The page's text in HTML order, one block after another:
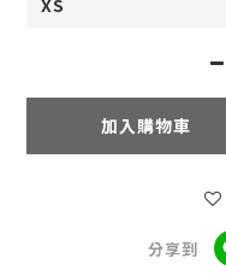
加入購物車
分享到